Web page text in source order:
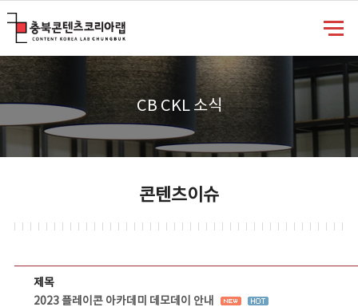
CB CKL 소식
콘텐츠이슈
제목
2023 플레이콘 아카데미 데모데이 안내